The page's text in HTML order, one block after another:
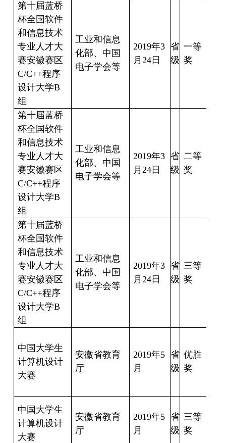
第十届蓝桥
杯全国软件
和信息技术
专业人才大
赛安徽赛区
C/C++程序
设计大学B
组
工业和信息
化部、中国
电子学会等
2019年3
月 24 日
省
级
一等
奖
第十届蓝桥
杯全国软件
和信息技术
专业人才大
赛安徽赛区
C/C++程序
设计大学B
组
工业和信息
化部、中国
电子学会等
2019年3
月 24 日
省
级
二等
奖
第十届蓝桥
杯全国软件
和信息技术
专业人才大
赛安徽赛区
C/C++程序
设计大学B
组
工业和信息
化部、中国
电子学会等
2019年3
月 24 日
省
级
三等
奖
中国大学生
计算机设计
大赛
安徽省教育
厅
2019年5
月
省
级
优胜
奖
中国大学生
计算机设计
大赛
安徽省教育
厅
2019年5
月
省
级
三等
奖